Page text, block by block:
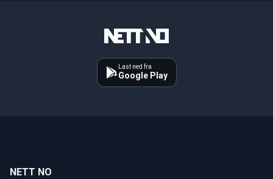
Last ned fra
Google Play
NETT NO